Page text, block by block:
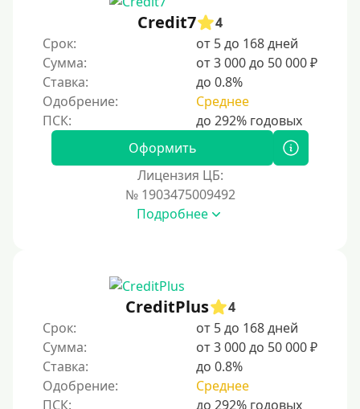
Credit7
4
Срок:
от 5 до 168 дней
Сумма:
от 3 000 до 50 000 ₽
Ставка:
до 0.8%
Одобрение:
Среднее
Оформить
Лицензия ЦБ:
№ 1903475009492
Подробнее
CreditPlus
4
Срок:
от 5 до 168 дней
Сумма:
от 3 000 до 50 000 ₽
Ставка:
до 0.8%
Одобрение:
Среднее